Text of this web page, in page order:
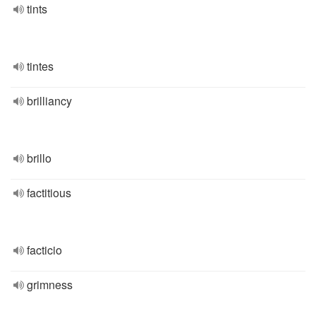
tints
tintes
brilliancy
brillo
factitious
facticio
grimness